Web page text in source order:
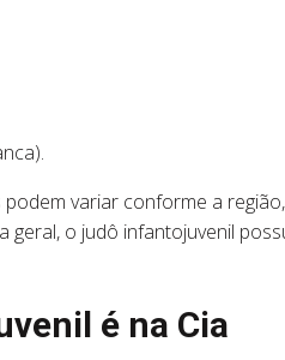
variar conforme a
geral, o judô infantojuvenil
é na Cia